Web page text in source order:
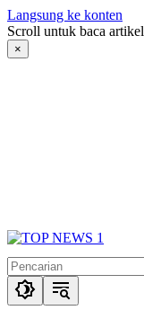
Langsung ke konten
Scroll untuk baca artikel
×